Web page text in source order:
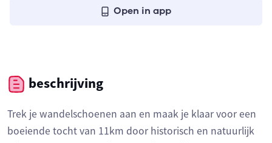
Open in app
beschrijving
Trek je wandelschoenen aan en maak je klaar voor een
boeiende tocht van 11km door historisch en natuurlijk